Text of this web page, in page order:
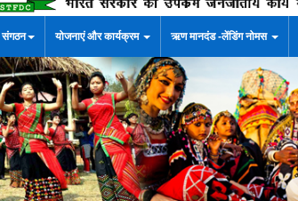
संगठन योजनाएं और कार्यक्रम ऋण मानदंड -लेंडिंग नोमस